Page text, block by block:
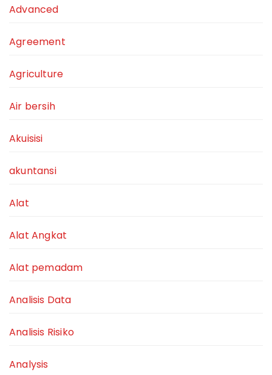
Advanced
Agreement
Agriculture
Air bersih
Akuisisi
akuntansi
Alat
Alat Angkat
Alat pemadam
Analisis Data
Analisis Risiko
Analysis